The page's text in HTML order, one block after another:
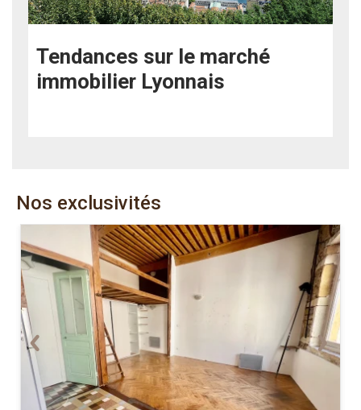
Tendances sur le marché
immobilier Lyonnais
Nos exclusivités